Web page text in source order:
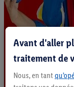
Avant d'aller
traitement de
Nous, en tant